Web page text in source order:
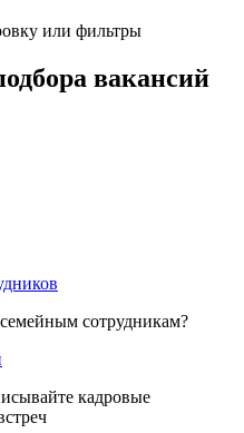
или фильтры
вакансий
сотрудникам?
кадровые